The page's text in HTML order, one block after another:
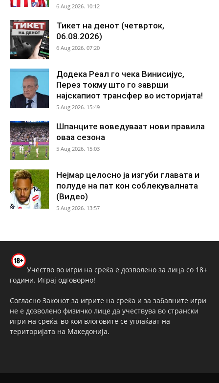
6 Aug 2026. 10:12
Тикет на денот (четврток,
06.08.2026)
6 Aug 2026. 07:20
Додека Реал го чека Винисијус,
Перез токму што го заврши
најскапиот трансфер во историјата!
5 Aug 2026. 15:49
Шпанците воведуваат нови правила
оваа сезона
5 Aug 2026. 15:03
Нејмар целосно ја изгуби главата и
полуде на пат кон соблекувалната
(Видео)
5 Aug 2026. 13:57
Учество во игри на среќа е дозволено за лица со 18+
години. Играј одговорно!
Согласно Законот за игрите на среќа и за забавните игри
не е дозволено физичко лице да учествува во странски
игри на среќа, во кои влоговите се уплаќаат на
територијата на Македонија.